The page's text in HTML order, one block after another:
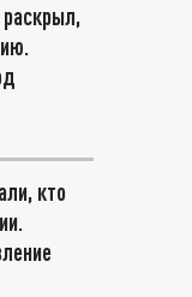
раскрыл,
кто